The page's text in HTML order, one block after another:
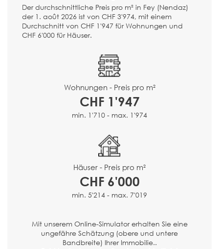
Der durchschnittliche Preis pro m² in Fey (Nendaz)
der 1. août 2026 ist von CHF 3'974, mit einem
Durchschnitt von CHF 1'947 für Wohnungen und
CHF 6'000 für Häuser.
Wohnungen - Preis pro m²
CHF 1'947
min. 1'710 - max. 1'974
Häuser - Preis pro m²
CHF 6'000
min. 5'214 - max. 7'019
Mit unserem Online-Simulator erhalten Sie eine
ungefähre Schätzung (obere und untere
Bandbreite) Ihrer Immobilie..